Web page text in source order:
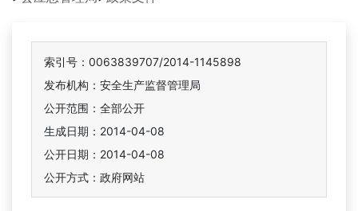
索引号：0063839707/2014-1145898
发布机构：安全生产监督管理局
公开范围：全部公开
生成日期：2014-04-08
公开日期：2014-04-08
公开方式：政府网站